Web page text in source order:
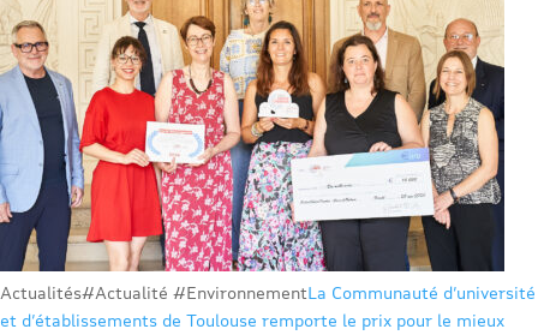
Actualités#Actualité #EnvironnementLa Communauté d’université
et d’établissements de Toulouse remporte le prix pour le mieux